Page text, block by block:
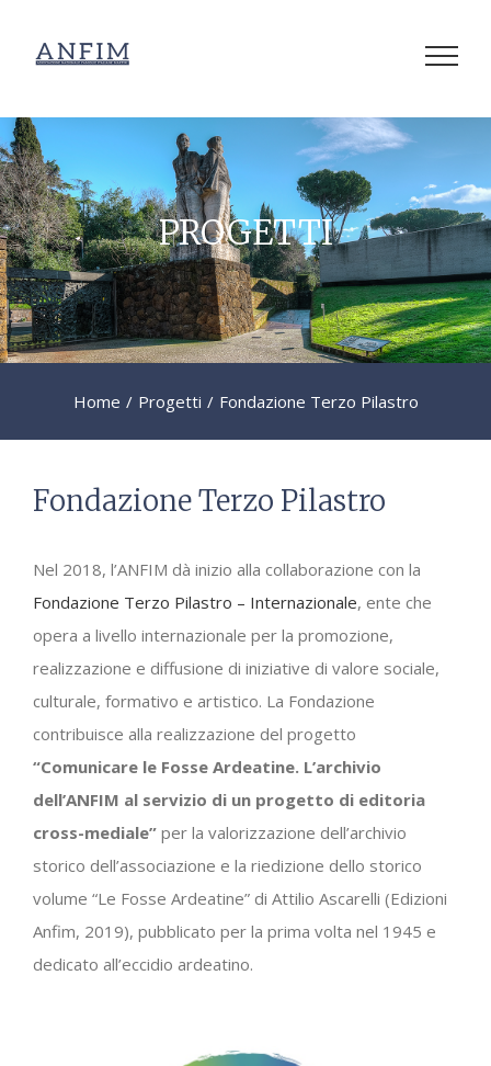
PROGETTI
Home / Progetti / Fondazione Terzo Pilastro
Fondazione Terzo Pilastro
Nel 2018, l’ANFIM dà inizio alla collaborazione con la
Fondazione Terzo Pilastro – Internazionale, ente che
opera a livello internazionale per la promozione,
realizzazione e diffusione di iniziative di valore sociale,
culturale, formativo e artistico. La Fondazione
contribuisce alla realizzazione del progetto
“Comunicare le Fosse Ardeatine. L’archivio
dell’ANFIM al servizio di un progetto di editoria
cross-mediale” per la valorizzazione dell’archivio
storico dell’associazione e la riedizione dello storico
volume “Le Fosse Ardeatine” di Attilio Ascarelli (Edizioni
Anfim, 2019), pubblicato per la prima volta nel 1945 e
dedicato all’eccidio ardeatino.